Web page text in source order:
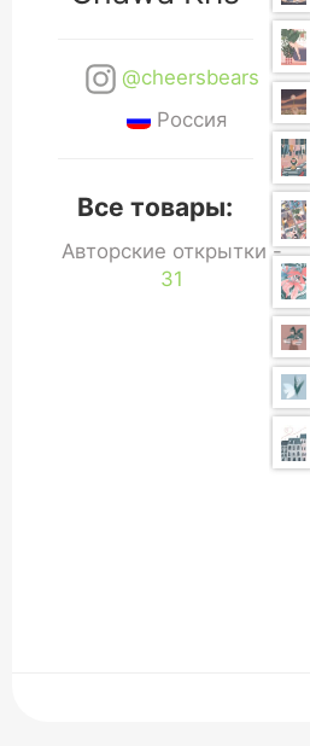
@cheersbears
Россия
Все товары:
Авторские открытки -
31